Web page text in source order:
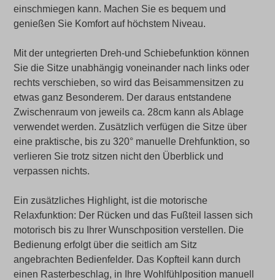
einschmiegen kann. Machen Sie es bequem und
genießen Sie Komfort auf höchstem Niveau.
Mit der untegrierten Dreh-und Schiebefunktion können
Sie die Sitze unabhängig voneinander nach links oder
rechts verschieben, so wird das Beisammensitzen zu
etwas ganz Besonderem. Der daraus entstandene
Zwischenraum von jeweils ca. 28cm kann als Ablage
verwendet werden. Zusätzlich verfügen die Sitze über
eine praktische, bis zu 320° manuelle Drehfunktion, so
verlieren Sie trotz sitzen nicht den Überblick und
verpassen nichts.
Ein zusätzliches Highlight, ist die motorische
Relaxfunktion: Der Rücken und das Fußteil lassen sich
motorisch bis zu Ihrer Wunschposition verstellen. Die
Bedienung erfolgt über die seitlich am Sitz
angebrachten Bedienfelder. Das Kopfteil kann durch
einen Rasterbeschlag, in Ihre Wohlfühlposition manuell